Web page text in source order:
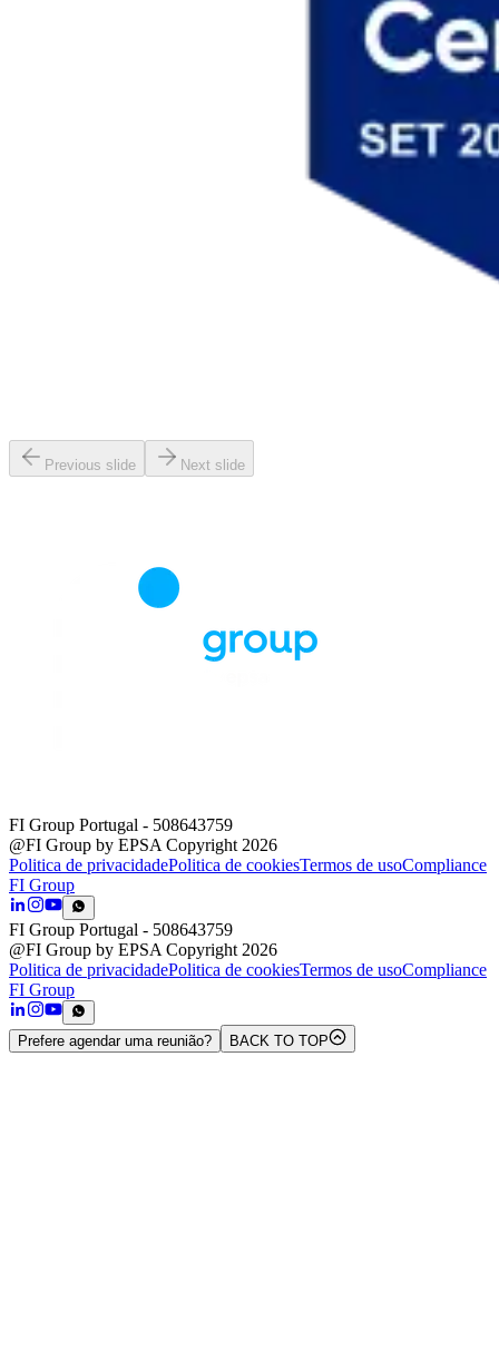
Previous slide Next slide
FI Group Portugal - 508643759
@FI Group by EPSA Copyright 2026
Politica de privacidadePolitica de cookiesTermos de usoCompliance
FI Group
FI Group Portugal - 508643759
@FI Group by EPSA Copyright 2026
Politica de privacidadePolitica de cookiesTermos de usoCompliance
FI Group
Prefere agendar uma reunião? BACK TO TOP